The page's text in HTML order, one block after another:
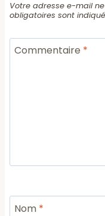
Votre adresse e-mail
obligatoires sont
Commentaire *
Nom *